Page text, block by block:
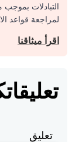
التبادلات بموجب
لمراجعة قواعد
اقرأ ميثاقنا
تعليق